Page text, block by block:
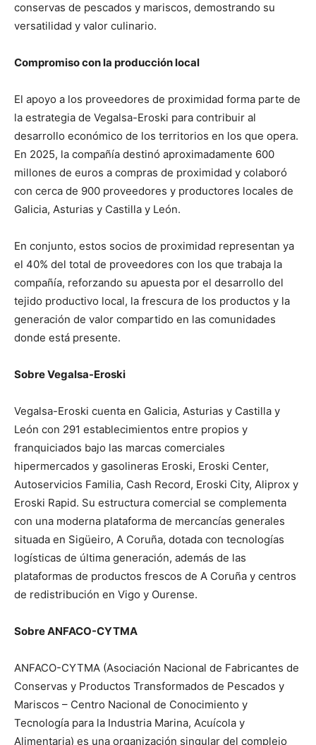
conservas de pescados y mariscos, demostrando su
versatilidad y valor culinario.
Compromiso con la producción local
El apoyo a los proveedores de proximidad forma parte de
la estrategia de Vegalsa-Eroski para contribuir al
desarrollo económico de los territorios en los que opera.
En 2025, la compañía destinó aproximadamente 600
millones de euros a compras de proximidad y colaboró
con cerca de 900 proveedores y productores locales de
Galicia, Asturias y Castilla y León.
En conjunto, estos socios de proximidad representan ya
el 40% del total de proveedores con los que trabaja la
compañía, reforzando su apuesta por el desarrollo del
tejido productivo local, la frescura de los productos y la
generación de valor compartido en las comunidades
donde está presente.
Sobre Vegalsa-Eroski
Vegalsa-Eroski cuenta en Galicia, Asturias y Castilla y
León con 291 establecimientos entre propios y
franquiciados bajo las marcas comerciales
hipermercados y gasolineras Eroski, Eroski Center,
Autoservicios Familia, Cash Record, Eroski City, Aliprox y
Eroski Rapid. Su estructura comercial se complementa
con una moderna plataforma de mercancías generales
situada en Sigüeiro, A Coruña, dotada con tecnologías
logísticas de última generación, además de las
plataformas de productos frescos de A Coruña y centros
de redistribución en Vigo y Ourense.
Sobre ANFACO-CYTMA
ANFACO-CYTMA (Asociación Nacional de Fabricantes de
Conservas y Productos Transformados de Pescados y
Mariscos – Centro Nacional de Conocimiento y
Tecnología para la Industria Marina, Acuícola y
Alimentaria) es una organización singular del complejo